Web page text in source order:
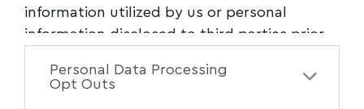
information utilized by us or personal
information disclosed to third parties prior
of the further disclosure of your personal
Personal Data Processing
Opt Outs